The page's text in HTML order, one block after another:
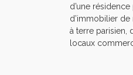
d’une
d’immobilier de
à terre parisien,
locaux